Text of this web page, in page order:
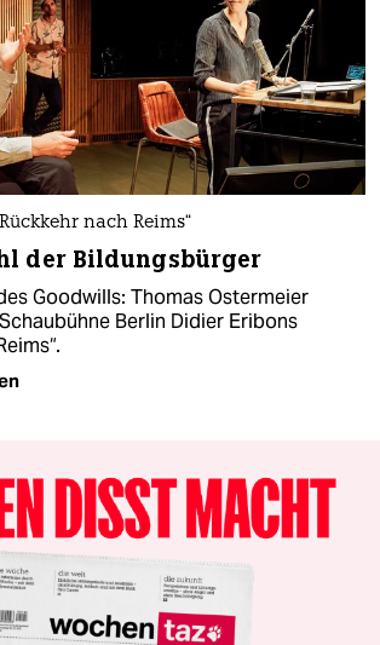
nach Reims“
der Bildungsbürger
Goodwills: Thomas Ostermeier
Berlin Didier Eribons